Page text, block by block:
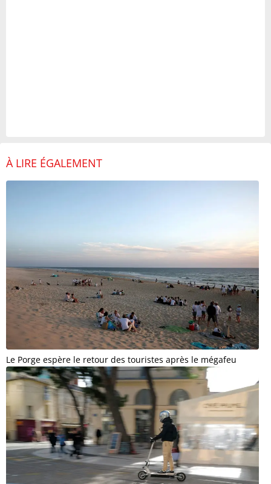
À LIRE ÉGALEMENT
Le Porge espère le retour des touristes après le mégafeu